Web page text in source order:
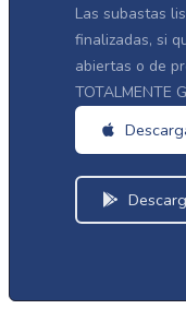
Las subastas
finalizadas, si
abiertas o de
TOTALMENTE